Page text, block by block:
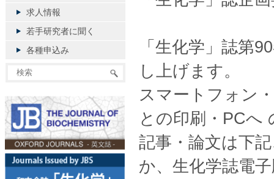
「生化学」誌第
し上げます。
スマートフォン
との印刷・PCへ
記事・論文は下
か、生化学誌電
求人情報
若手研究者に聞く
各種申込み